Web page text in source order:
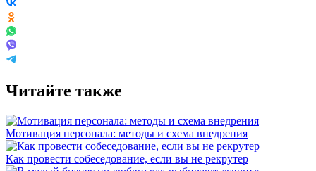
Читайте также
Мотивация персонала: методы и схема внедрения
Как провести собеседование, если вы не рекрутер